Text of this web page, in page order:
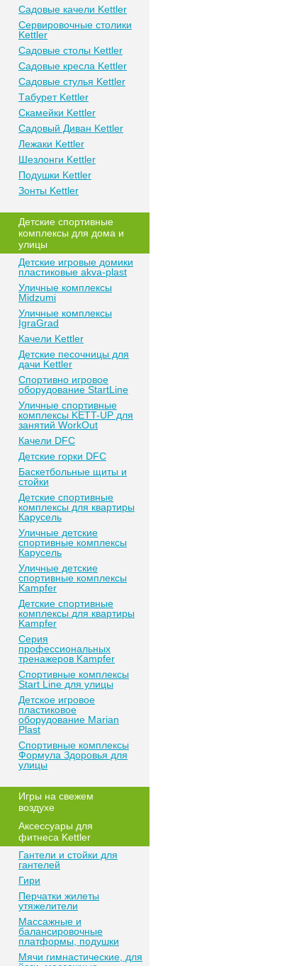
Садовые качели Kettler
Сeрвирoвочные cтoлики
Kettler
Сaдoвые cтoлы Kettler
Сaдoвые крeслa Kettler
Сaдoвыe cтулья Kettler
Тaбурeт Kettler
Скaмeйки Kettler
Сaдoвый Дивaн Kettler
Лежаки Kettler
Шезлонги Kettler
Пoдушки Kettler
Зонты Kettler
Дeтские спoртивныe
кoмплeксы для дома и
улицы
Детские игровые домики
пластиковые akva-plast
Уличные комплексы
Midzumi
Уличные комплексы
IgraGrad
Качели Kettler
Детские песочницы для
дачи Kettler
Спортивно игровое
оборудование StartLine
Уличные спортивные
комплексы KETT-UP для
занятий WorkOut
Качели DFC
Детские горки DFC
Баскетбольные щиты и
стойки
Детские спортивные
комплексы для квартиры
Карусель
Уличные детские
спортивные комплексы
Карусель
Уличные детские
спортивные комплексы
Kampfer
Детские спортивные
комплексы для квартиры
Kampfer
Серия
профессиональных
тренажеров Kampfer
Спортивные комплексы
Start Line для улицы
Детское игровое
пластиковое
оборудование Marian
Plast
Спортивные комплексы
Формула Здоровья для
улицы
Игры на свежем
воздухе
Аксессуары для
фитнеса Kettler
Гантели и стойки для
гантелей
Гири
Перчатки жилеты
утяжелители
Массажные и
балансировочные
платформы, подушки
Мячи гимнастические, для